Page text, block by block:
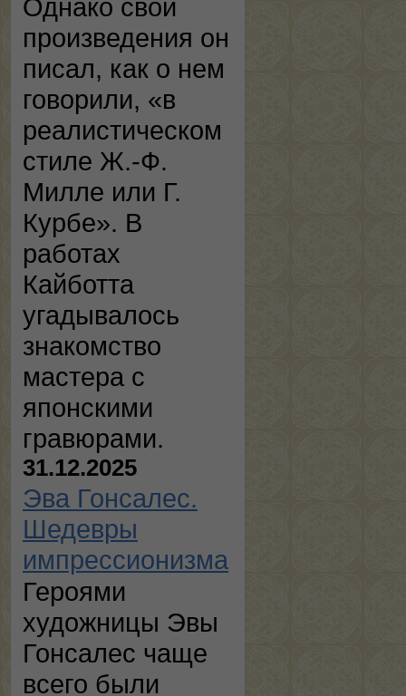
Однако свои
произведения он
писал, как о нем
говорили, «в
реалистическом
стиле Ж.-Ф.
Милле или Г.
Курбе». В
работах
Кайботта
угадывалось
знакомство
мастера с
японскими
гравюрами.
31.12.2025
Эва Гонсалес.
Шедевры
импрессионизма
Героями
художницы Эвы
Гонсалес чаще
всего были